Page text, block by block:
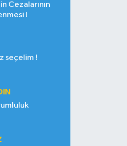
Cezalarının
!
seçelim !
ve sorumluluk